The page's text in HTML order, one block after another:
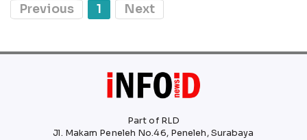
Previous 1 Next
Part of RLD
Jl. Makam Peneleh No.46, Peneleh, Surabaya